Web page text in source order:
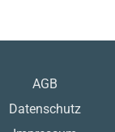
AGB
Datenschutz